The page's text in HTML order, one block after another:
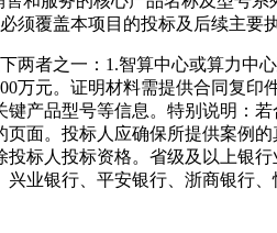
须覆盖本项目的投标及后续主要
者之一：1.智算中心或算力中
万元。证明材料需提供合同复印
产品型号等信息。特别说明：
面。投标人应确保所提供案例
标人投标资格。省级及以上银
业银行、平安银行、浙商银行